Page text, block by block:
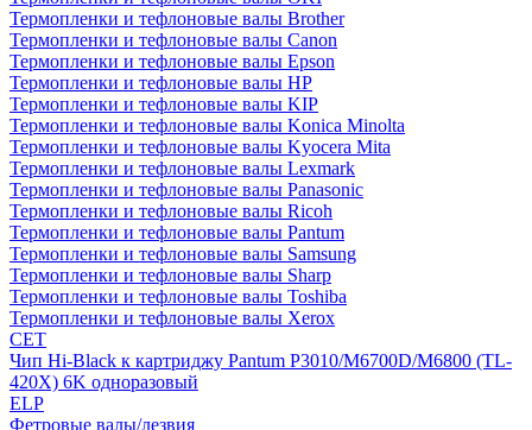
Термопленки и тефлоновые валы Brother
Термопленки и тефлоновые валы Canon
Термопленки и тефлоновые валы Epson
Термопленки и тефлоновые валы HP
Термопленки и тефлоновые валы KIP
Термопленки и тефлоновые валы Konica Minolta
Термопленки и тефлоновые валы Kyocera Mita
Термопленки и тефлоновые валы Lexmark
Термопленки и тефлоновые валы Panasonic
Термопленки и тефлоновые валы Ricoh
Термопленки и тефлоновые валы Pantum
Термопленки и тефлоновые валы Samsung
Термопленки и тефлоновые валы Sharp
Термопленки и тефлоновые валы Toshiba
Термопленки и тефлоновые валы Xerox
CET
Чип Hi-Black к картриджу Pantum P3010/M6700D/M6800 (TL-
420X) 6K одноразовый
ELP
Фетровые валы/лезвия